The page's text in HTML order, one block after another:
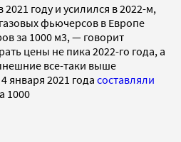
2021 году и усилился в 2022-м,
фьючерсов в Европе
за 1000 м3, — говорит
цены не пика 2022-го года, а
все-таки выше
января 2021 года составляли
1000